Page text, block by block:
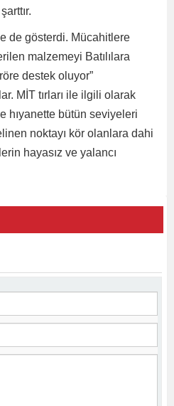
de gösterdi. Mücahitlere
malzemeyi Batılılara
destek oluyor”
MİT tırları ile ilgili olarak
hıyanette bütün seviyeleri
noktayı kör olanlara dahi
hayasız ve yalancı